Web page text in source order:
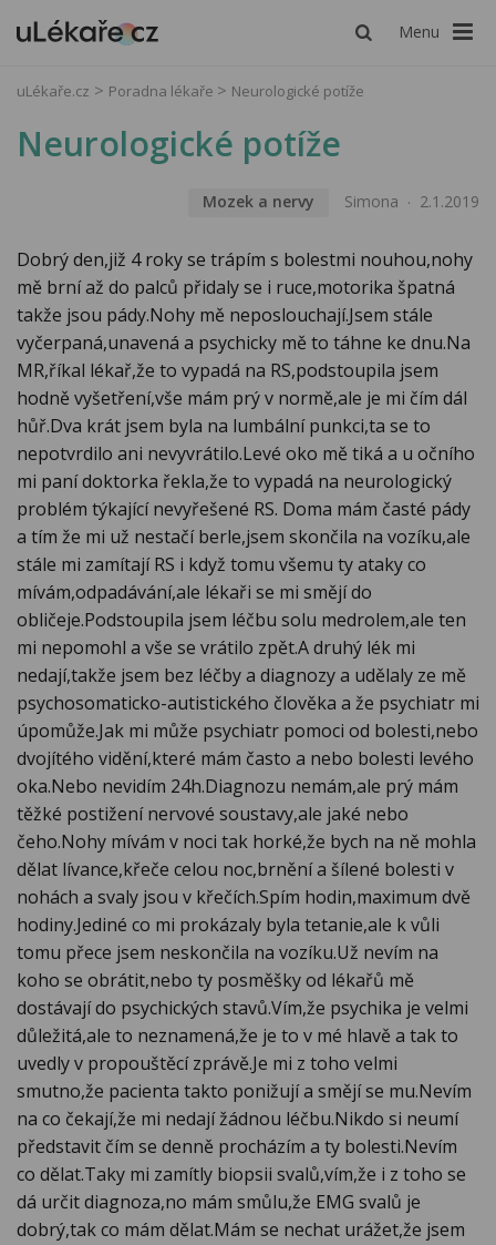
Menu
uLékaře.cz Poradna lékaře Neurologické potíže
Neurologické potíže
Mozek a nervy Simona 2.1.2019
Dobrý den,již 4 roky se trápím s bolestmi nouhou,nohy
mě brní až do palců přidaly se i ruce,motorika špatná
takže jsou pády.Nohy mě neposlouchají.Jsem stále
vyčerpaná,unavená a psychicky mě to táhne ke dnu.Na
MR,říkal lékař,že to vypadá na RS,podstoupila jsem
hodně vyšetření,vše mám prý v normě,ale je mi čím dál
hůř.Dva krát jsem byla na lumbální punkci,ta se to
nepotvrdilo ani nevyvrátilo.Levé oko mě tiká a u očního
mi paní doktorka řekla,že to vypadá na neurologický
problém týkající nevyřešené RS. Doma mám časté pády
a tím že mi už nestačí berle,jsem skončila na vozíku,ale
stále mi zamítají RS i když tomu všemu ty ataky co
mívám,odpadávání,ale lékaři se mi smějí do
obličeje.Podstoupila jsem léčbu solu medrolem,ale ten
mi nepomohl a vše se vrátilo zpět.A druhý lék mi
nedají,takže jsem bez léčby a diagnozy a udělaly ze mě
psychosomaticko-autistického člověka a že psychiatr mi
úpomůže.Jak mi může psychiatr pomoci od bolesti,nebo
dvojítého vidění,které mám často a nebo bolesti levého
oka.Nebo nevidím 24h.Diagnozu nemám,ale prý mám
těžké postižení nervové soustavy,ale jaké nebo
čeho.Nohy mívám v noci tak horké,že bych na ně mohla
dělat lívance,křeče celou noc,brnění a šílené bolesti v
nohách a svaly jsou v křečích.Spím hodin,maximum dvě
hodiny.Jediné co mi prokázaly byla tetanie,ale k vůli
tomu přece jsem neskončila na vozíku.Už nevím na
koho se obrátit,nebo ty posměšky od lékařů mě
dostávají do psychických stavů.Vím,že psychika je velmi
důležitá,ale to neznamená,že je to v mé hlavě a tak to
uvedly v propouštěcí zprávě.Je mi z toho velmi
smutno,že pacienta takto ponižují a smějí se mu.Nevím
na co čekají,že mi nedají žádnou léčbu.Nikdo si neumí
představit čím se denně procházím a ty bolesti.Nevím
co dělat.Taky mi zamítly biopsii svalů,vím,že i z toho se
dá určit diagnoza,no mám smůlu,že EMG svalů je
dobrý,tak co mám dělat.Mám se nechat urážet,že jsem